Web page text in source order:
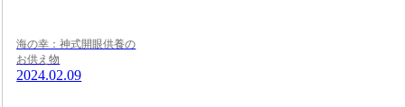
海の幸：神式開眼供養の
お供え物
2024.02.09